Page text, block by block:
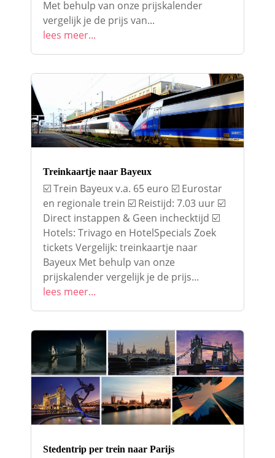
Met behulp van onze prijskalender
vergelijk je de prijs van...
lees meer...
Treinkaartje naar Bayeux
☑️ Trein Bayeux v.a. 65 euro ☑️ Eurostar
en regionale trein ☑️ Reistijd: 7.03 uur ☑️
Direct instappen & Geen inchecktijd ☑️
Hotels: Trivago en HotelSpecials Zoek
tickets Vergelijk: treinkaartje naar
Bayeux Met behulp van onze
prijskalender vergelijk je de prijs...
lees meer...
Stedentrip per trein naar Parijs